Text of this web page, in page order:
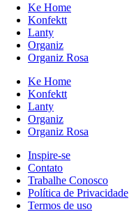
Ke Home
Konfektt
Lanty
Organiz
Organiz Rosa
Ke Home
Konfektt
Lanty
Organiz
Organiz Rosa
Inspire-se
Contato
Trabalhe Conosco
Política de Privacidade
Termos de uso